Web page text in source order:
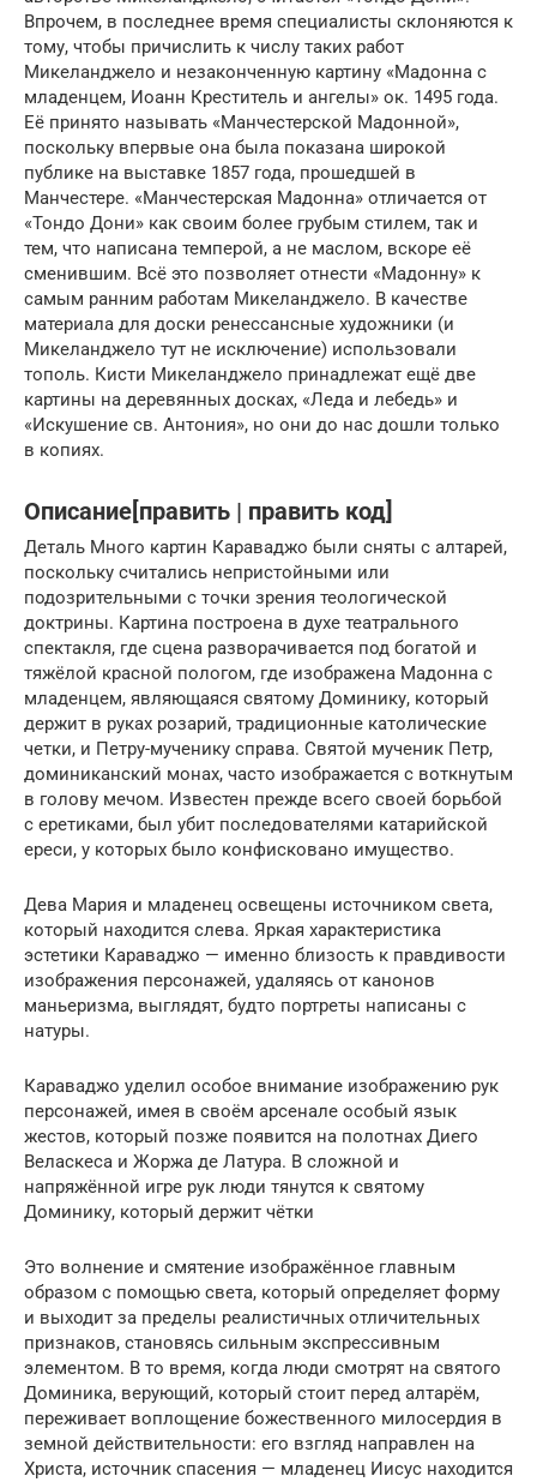
Впрочем, в последнее время специалисты склоняются к
тому, чтобы причислить к числу таких работ
Микеланджело и незаконченную картину «Мадонна с
младенцем, Иоанн Креститель и ангелы» ок. 1495 года.
Её принято называть «Манчестерской Мадонной»,
поскольку впервые она была показана широкой
публике на выставке 1857 года, прошедшей в
Манчестере. «Манчестерская Мадонна» отличается от
«Тондо Дони» как своим более грубым стилем, так и
тем, что написана темперой, а не маслом, вскоре её
сменившим. Всё это позволяет отнести «Мадонну» к
самым ранним работам Микеланджело. В качестве
материала для доски ренессансные художники (и
Микеланджело тут не исключение) использовали
тополь. Кисти Микеланджело принадлежат ещё две
картины на деревянных досках, «Леда и лебедь» и
«Искушение св. Антония», но они до нас дошли только
в копиях.
Описание[править | править код]
Деталь Много картин Караваджо были сняты с алтарей,
поскольку считались непристойными или
подозрительными с точки зрения теологической
доктрины. Картина построена в духе театрального
спектакля, где сцена разворачивается под богатой и
тяжёлой красной пологом, где изображена Мадонна с
младенцем, являющаяся святому Доминику, который
держит в руках розарий, традиционные католические
четки, и Петру-мученику справа. Святой мученик Петр,
доминиканский монах, часто изображается с воткнутым
в голову мечом. Известен прежде всего своей борьбой
с еретиками, был убит последователями катарийской
ереси, у которых было конфисковано имущество.
Дева Мария и младенец освещены источником света,
который находится слева. Яркая характеристика
эстетики Караваджо — именно близость к правдивости
изображения персонажей, удаляясь от канонов
маньеризма, выглядят, будто портреты написаны с
натуры.
Караваджо уделил особое внимание изображению рук
персонажей, имея в своём арсенале особый язык
жестов, который позже появится на полотнах Диего
Веласкеса и Жоржа де Латура. В сложной и
напряжённой игре рук люди тянутся к святому
Доминику, который держит чётки
Это волнение и смятение изображённое главным
образом с помощью света, который определяет форму
и выходит за пределы реалистичных отличительных
признаков, становясь сильным экспрессивным
элементом. В то время, когда люди смотрят на святого
Доминика, верующий, который стоит перед алтарём,
переживает воплощение божественного милосердия в
земной действительности: его взгляд направлен на
Христа, источник спасения — младенец Иисус находится